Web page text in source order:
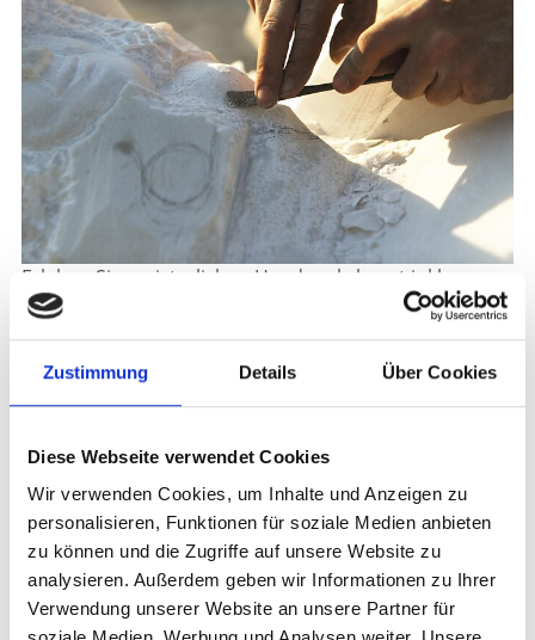
Zustimmung Details Über Cookies
Diese Webseite verwendet Cookies
Wir verwenden Cookies, um Inhalte und Anzeigen zu
personalisieren, Funktionen für soziale Medien anbieten
zu können und die Zugriffe auf unsere Website zu
analysieren. Außerdem geben wir Informationen zu Ihrer
Verwendung unserer Website an unsere Partner für
Erleben Sie meisterlichen Handwerkskunst inkl.
Besichtigung der „Lasa Marmo" & Besuch der Laaser
Marmorwelt. Abschluss beim traditionsreichen
Steinmetz Mayr Josef mit Geschichten über die
Verarbeitung und künstlerische Gestaltung des Laaser
Marmors.
Keine Anmeldung erforderlich
Informationen
https://www.marmorplus.it
Anmeldung erforderlich